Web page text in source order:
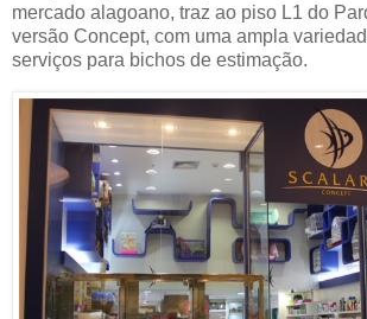
mercado alagoano, traz ao piso L1 do
versão Concept, com uma ampla
serviços para bichos de estimação.